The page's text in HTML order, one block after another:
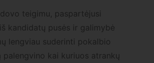
teigimu, paspartėjusi
kandidatų pusės ir galimybė
lengviau suderinti pokalbio
palengvino kai kuriuos atrankų